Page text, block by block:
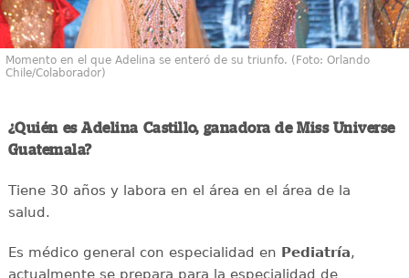
Momento en el que Adelina se enteró de su triunfo. (Foto: Orlando
Chile/Colaborador)
¿Quién es Adelina Castillo, ganadora de Miss Universe
Guatemala?
Tiene 30 años y labora en el área en el área de la
salud.
Es médico general con especialidad en Pediatría,